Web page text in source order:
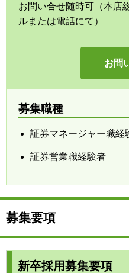
お問い合せ随時可（本
ルまたは電話にて）
お問
募集職種
証券マネージャー職経
証券営業職経験者
募集要項
新卒採用募集要項